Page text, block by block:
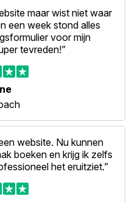
maar wist niet waar
een week stond alles
voor mijn
tevreden!”
website. Nu kunnen
boeken en krijg ik zelfs
het eruitziet.”